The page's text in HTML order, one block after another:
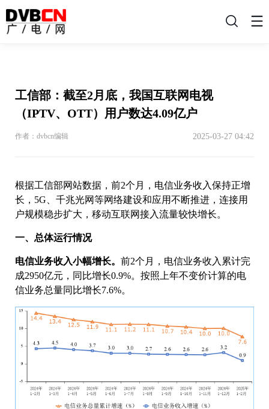
搜
工信部：截至2月底，我国互联网电视
（IPTV、OTT）用户数达4.09亿户
作者：dvbcn编辑 2025-03-27 04:42
根据工信部网站数据，前2个月，电信业务收入保持正增
长，5G、千兆光网等网络建设和应用不断推进，连接用
户规模稳步扩大，移动互联网接入流量较快增长。
一、总体运行情况
电信业务收入小幅增长。 前2个月，电信业务收入累计完
成2950亿元，同比增长0.9%。按照上年不变价计算的电
信业务总量同比增长7.6%。